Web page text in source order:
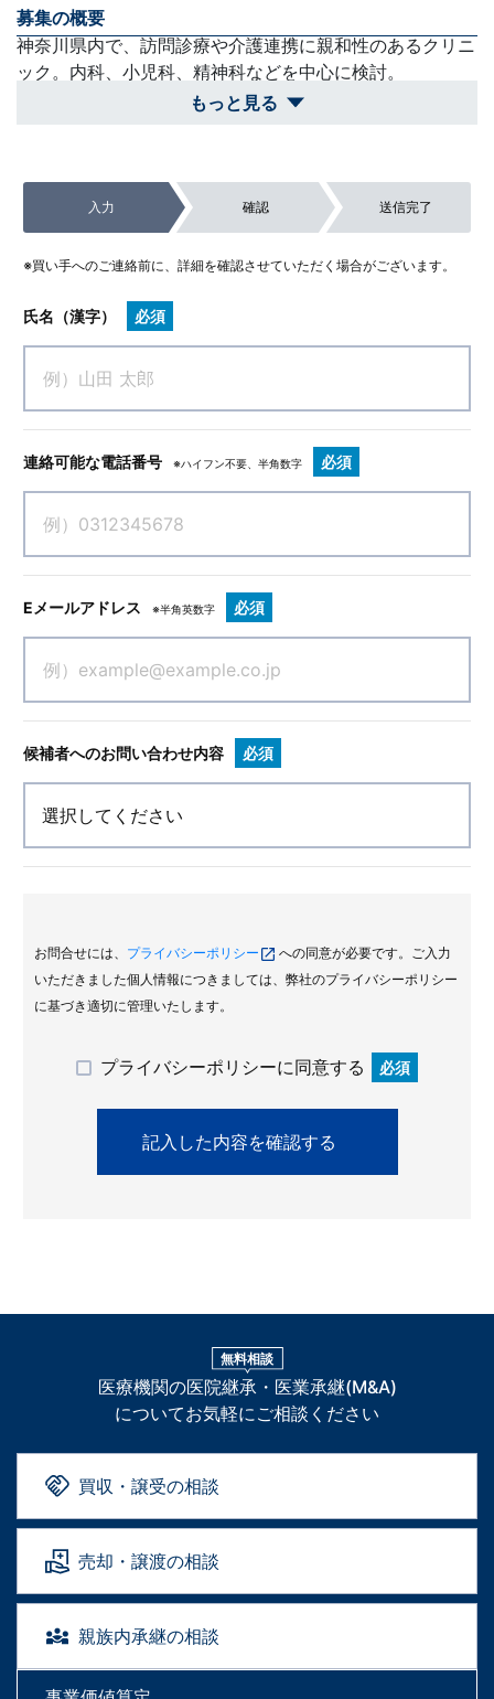
募集の概要
神奈川県内で、訪問診療や介護連携に親和性のあるクリニ
ック。内科、小児科、精神科などを中心に検討。
もっと見る
を進めます。デューデリジェンスにはご協力をお願いしま
神奈川県外の案件。地域包括ケアシステムとの連携が見込
めない、特化型の専門クリニックの一部。
入力 確認 送信完了
※買い手へのご連絡前に、詳細を確認させていただく場合がございます。
氏名（漢字） 必須
連絡可能な電話番号 ※ハイフン不要、半角数字 必須
Eメールアドレス ※半角英数字 必須
候補者へのお問い合わせ内容 必須
お問合せには、 プライバシーポリシー
への同意が必要です。ご入力
いただきました個人情報につきましては、弊社のプライバシーポリシー
に基づき適切に管理いたします。
プライバシーポリシーに同意する 必須
無料相談
医療機関の医院継承・医業承継(M&A)
についてお気軽にご相談ください
買収・譲受の相談
売却・譲渡の相談
親族内承継の相談